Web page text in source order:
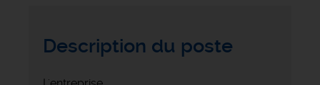
Description du poste